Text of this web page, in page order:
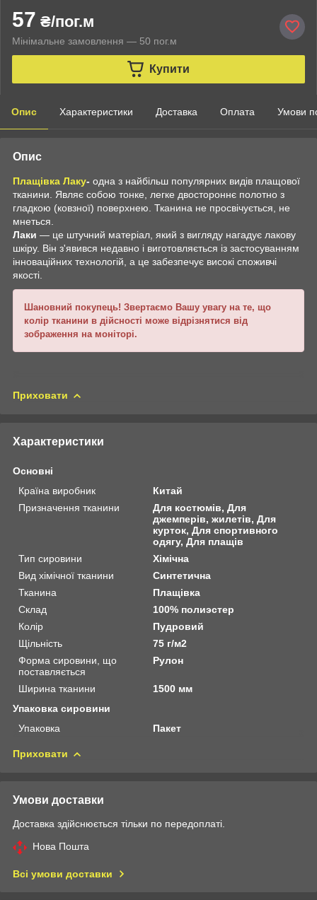
57 ₴/пог.м
Мінімальне замовлення — 50 пог.м
Купити
Опис Характеристики Доставка Оплата Умови
Опис
Плащівка Лаку- одна з найбільш популярних видів плащової
тканини. Являє собою тонке, легке двостороннє полотно з
гладкою (ковзної) поверхнею. Тканина не просвічується, не
мнеться.
Лаки — це штучний матеріал, який з вигляду нагадує лакову
шкіру. Він з'явився недавно і виготовляється із застосуванням
інноваційних технологій, а це забезпечує високі споживчі
якості.
Шановний покупець! Звертаємо Вашу увагу на те, що
колір тканини в дійсності може відрізнятися від
зображення на моніторі.
Приховати
Характеристики
Основні
Країна виробник
Китай
Призначення тканини
Для костюмів, Для
джемперів, жилетів, Для
курток, Для спортивного
одягу, Для плащів
Тип сировини
Хімічна
Вид хімічної тканини
Синтетична
Тканина
Плащівка
Склад
100% полиэстер
Колір
Пудровий
Щільність
75 г/м2
Форма сировини, що
поставляється
Рулон
Ширина тканини
1500 мм
Упаковка сировини
Упаковка
Пакет
Приховати
Умови доставки
Доставка здійснюється тільки по передоплаті.
Нова Пошта
Всі умови доставки